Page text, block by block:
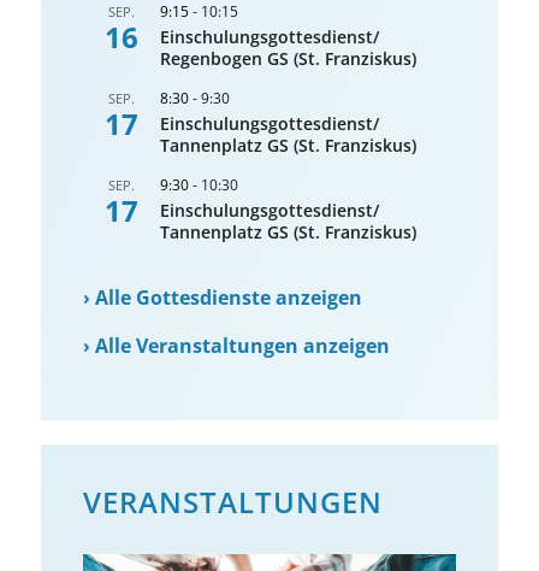
SEP.
16
9:15- 10:15
Einschulungsgottesdienst/
Regenbogen GS (St. Franziskus)
SEP.
17
8:30-9:30
Einschulungsgottesdienst/
Tannenplatz GS (St. Franziskus)
SEP.
17
9:30- 10:30
Einschulungsgottesdienst/
Tannenplatz GS (St. Franziskus)
›Alle Gottesdienste anzeigen
›Alle Veranstaltungen anzeigen
VERANSTALTUNGEN